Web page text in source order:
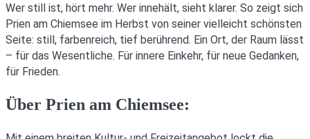
Wer still ist, hört mehr. Wer innehält, sieht klarer. So zeigt sich
Prien am Chiemsee im Herbst von seiner vielleicht schönsten
Seite: still, farbenreich, tief berührend. Ein Ort, der Raum lässt
– für das Wesentliche. Für innere Einkehr, für neue Gedanken,
für Frieden.
Über Prien am Chiemsee: